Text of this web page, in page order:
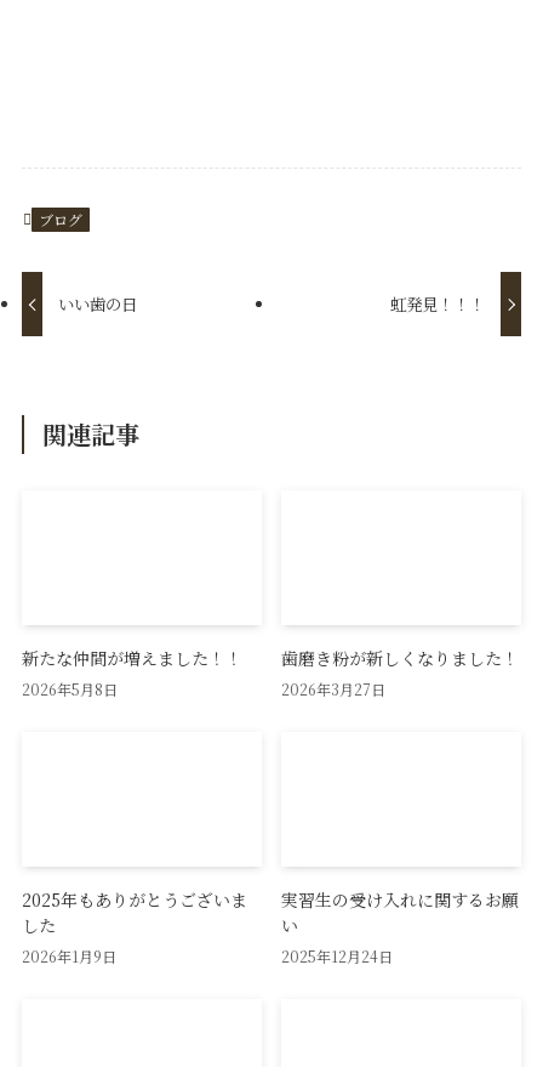
ブログ
いい歯の日 虹発見！！！
関連記事
新たな仲間が増えました！！
2026年5月8日
歯磨き粉が新しくなりました！
2026年3月27日
2025年もありがとうございま
した
2026年1月9日
実習生の受け入れに関するお願
い
2025年12月24日